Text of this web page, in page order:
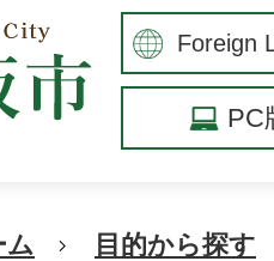
PC
ム 目的から探す